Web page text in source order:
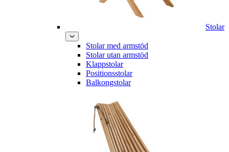
Stolar
Stolar med armstöd
Stolar utan armstöd
Klappstolar
Positionsstolar
Balkongstolar